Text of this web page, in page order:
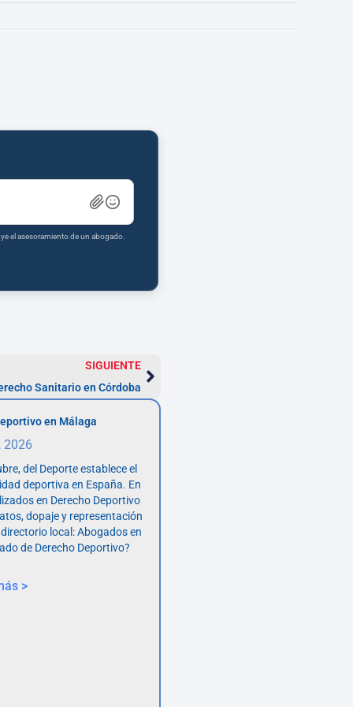
el asesoramiento de un abogado.
SIGUIENTE
Sanitario en Córdoba
en Málaga
2026
del Deporte establece el
deportiva en España. En
en Derecho Deportivo
dopaje y representación
local: Abogados en
de Derecho Deportivo?
>